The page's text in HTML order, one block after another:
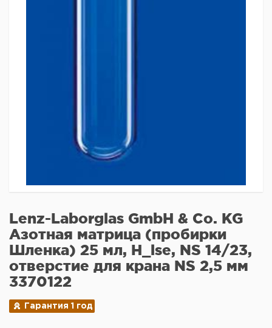
Lenz-Laborglas GmbH & Co. KG
Азотная матрица (пробирки
Шленка) 25 мл, H_lse, NS 14/23,
отверстие для крана NS 2,5 мм
3370122
Гарантия 1 год